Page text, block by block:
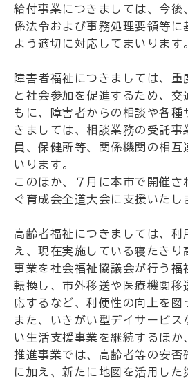
給付事業につきましては、今後
係法令および事務処理要領等に
よう適切に対応してまいります
障害者福祉につきましては、重
と社会参加を促進するため、交
もに、障害者からの相談や各種
きましては、相談業務の受託事
員、保健所等、関係機関の相互
いります。
このほか、７月に本市で開催さ
ぐ育成会全道大会に支援いたし
高齢者福祉につきましては、利
え、現在実施している寝たきり
事業を社会福祉協議会が行う福
転換し、市外移送や医療機関移
応するなど、利便性の向上を図
また、いきがい型デイサービス
い生活支援事業を継続するほか
推進事業では、高齢者等の安否
に加え、新たに地図を活用した